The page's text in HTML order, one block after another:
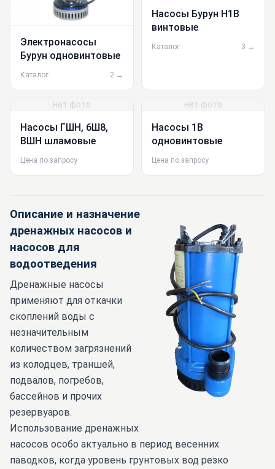
Электронасосы
Бурун одновинтовые
Каталог 2 →
Насосы Бурун Н1В
винтовые
Каталог 3 →
нет фото
Насосы ГШН, 6Ш8,
ВШН шламовые
Цена по запросу
нет фото
Насосы 1В
одновинтовые
Цена по запросу
Описание и назначение
дренажных насосов и
насосов для
водоотведения
Дренажные насосы
применяют для откачки
скоплений воды с
незначительным
количеством загрязнений
из колодцев, траншей,
подвалов, погребов,
бассейнов и прочих
резервуаров.
Использование дренажных
насосов особо актуально в период весенних
паводков, когда уровень грунтовых вод резко